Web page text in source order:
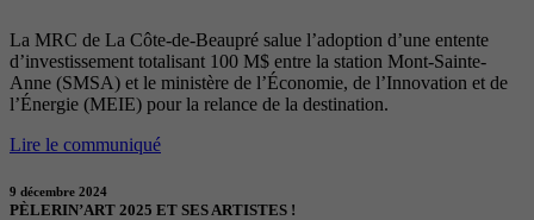
La MRC de La Côte-de-Beaupré salue l’adoption d’une entente
d’investissement totalisant 100 M$ entre la station Mont-Sainte-
Anne (SMSA) et le ministère de l’Économie, de l’Innovation et de
l’Énergie (MEIE) pour la relance de la destination.
Lire le communiqué
9 décembre 2024
PÈLERIN’ART 2025 ET SES ARTISTES !